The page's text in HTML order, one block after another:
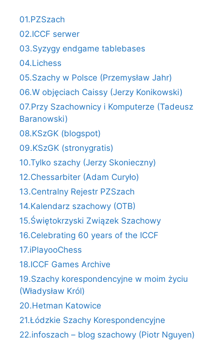
01.PZSzach
02.ICCF serwer
03.Syzygy endgame tablebases
04.Lichess
05.Szachy w Polsce (Przemysław Jahr)
06.W objęciach Caissy (Jerzy Konikowski)
07.Przy Szachownicy i Komputerze (Tadeusz
Baranowski)
08.KSzGK (blogspot)
09.KSzGK (stronygratis)
10.Tylko szachy (Jerzy Skonieczny)
12.Chessarbiter (Adam Curyło)
13.Centralny Rejestr PZSzach
14.Kalendarz szachowy (OTB)
15.Świętokrzyski Związek Szachowy
16.Celebrating 60 years of the ICCF
17.iPlayooChess
18.ICCF Games Archive
19.Szachy korespondencyjne w moim życiu
(Władysław Król)
20.Hetman Katowice
21.Łódzkie Szachy Korespondencyjne
22.infoszach – blog szachowy (Piotr Nguyen)